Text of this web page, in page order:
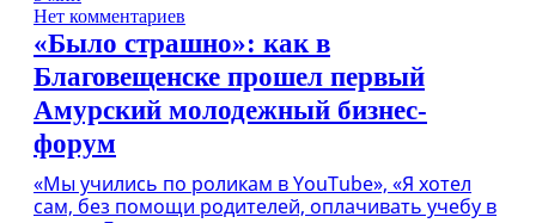
Нет комментариев
«Было страшно»: как в
Благовещенске прошел первый
Амурский молодежный бизнес-
форум
«Мы учились по роликам в YouTube», «Я хотел
сам, без помощи родителей, оплачивать учебу в